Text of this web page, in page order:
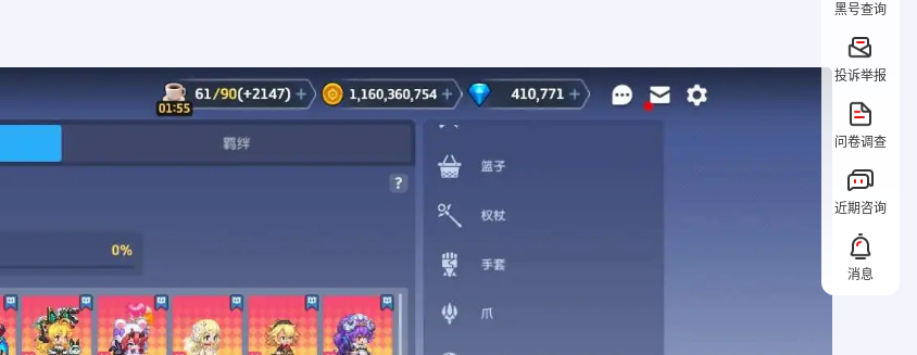
黑号查询
投诉举报
问卷调查
近期咨询
消息